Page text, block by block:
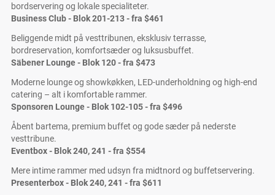
bordservering og lokale specialiteter.
Business Club - Blok 201-213 - fra $461
Beliggende midt på vesttribunen, eksklusiv terrasse,
bordreservation, komfortsæder og luksusbuffet.
Säbener Lounge - Blok 120 - fra $473
Moderne lounge og showkøkken, LED-underholdning og high-end
catering – alt i komfortable rammer.
Sponsoren Lounge - Blok 102-105 - fra $496
Åbent bartema, premium buffet og gode sæder på nederste
vesttribune.
Eventbox - Blok 240, 241 - fra $554
Mere intime rammer med udsyn fra midtnord og buffetservering.
Presenterbox - Blok 240, 241 - fra $611